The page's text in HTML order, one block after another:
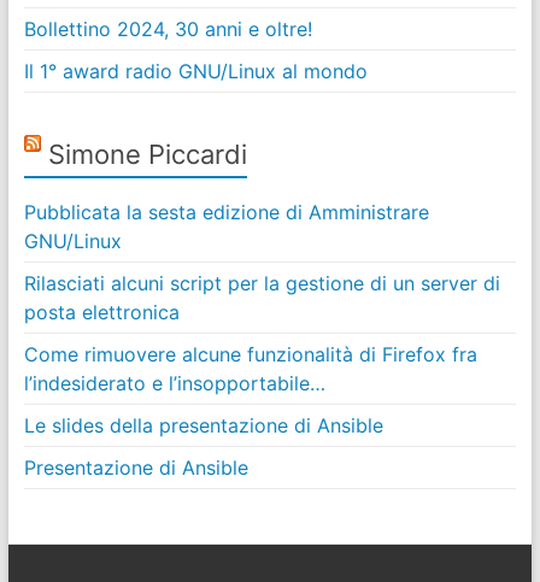
Bollettino 2024, 30 anni e oltre!
Il 1° award radio GNU/Linux al mondo
Simone Piccardi
Pubblicata la sesta edizione di Amministrare
GNU/Linux
Rilasciati alcuni script per la gestione di un server di
posta elettronica
Come rimuovere alcune funzionalità di Firefox fra
l’indesiderato e l’insopportabile…
Le slides della presentazione di Ansible
Presentazione di Ansible